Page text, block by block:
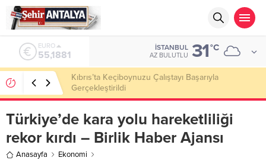
ALTIN
6.660,55
İSTANBUL
AZ BULUTLU 31°C
LGS’de 500 Tam Puan, YKS’de İlk 1000 Başarısı:
Doğru Cevap Eğitim Kurumları Zirvede
Türkiye’de kara yolu hareketliliği
rekor kırdı – Birlik Haber Ajansı
Anasayfa
Ekonomi